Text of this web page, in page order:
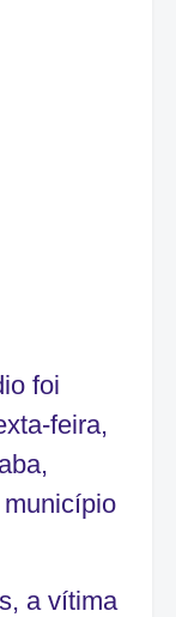
foi
feira,
,
a vítima